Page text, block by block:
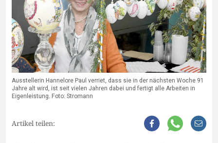
Ausstellerin Hannelore Paul verriet, dass sie in der nächsten Woche 91
Jahre alt wird, ist seit vielen Jahren dabei und fertigt alle Arbeiten in
Eigenleistung. Foto: Stromann
Artikel teilen: